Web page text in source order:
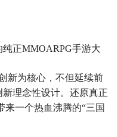
纯正MMOARPG手游大
新为核心，不但延续前
理念性设计。还原真正
一个热血沸腾的“三国